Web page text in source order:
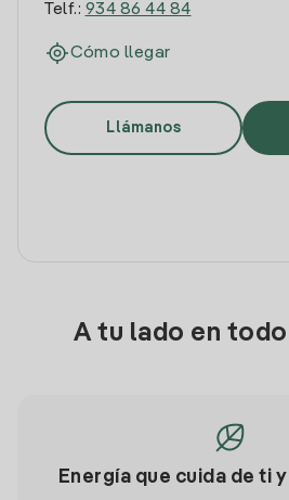
Telf.: 934 86 44 84
Cómo llegar
Llámanos
A tu lado en
Energía que cuida de ti